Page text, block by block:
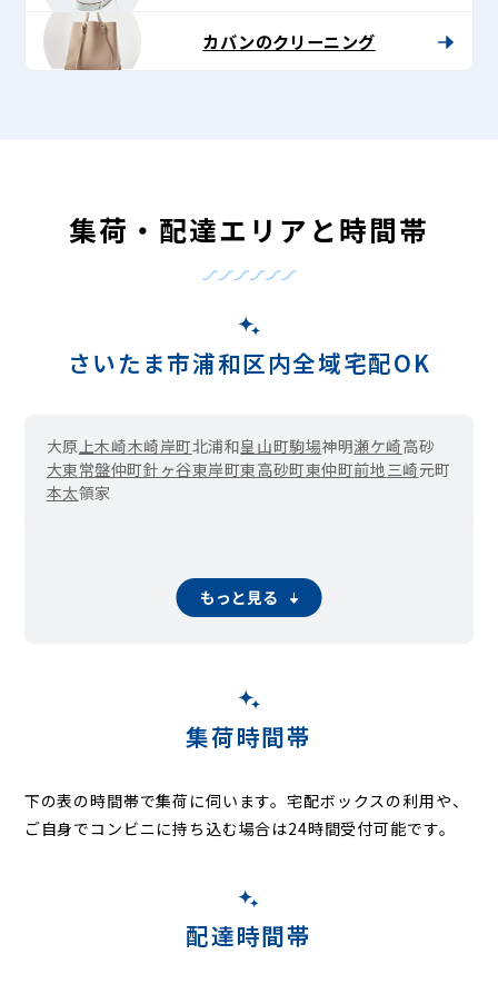
カバンのクリーニング
集荷・配達エリアと時間帯
さいたま市浦和区内全域宅配OK
大原 上木崎木崎岸町北浦和皇山町駒場神明瀬ケ崎高砂
大東常盤仲町針ヶ谷東岸町東高砂町東仲町前地三崎元町
本太領家
もっと見る
集荷時間帯
下の表の時間帯で集荷に伺います。宅配ボックスの利用や、
ご自身でコンビニに持ち込む場合は24時間受付可能です。
配達時間帯